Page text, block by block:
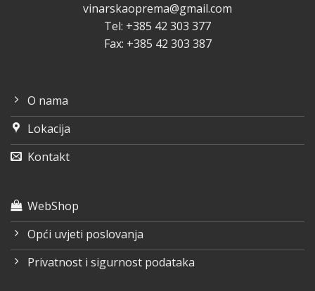
vinarskaoprema@gmail.com
Tel: +385 42 303 377
Fax: +385 42 303 387
O nama
Lokacija
Kontakt
WebShop
Opći uvjeti poslovanja
Privatnost i sigurnost podataka